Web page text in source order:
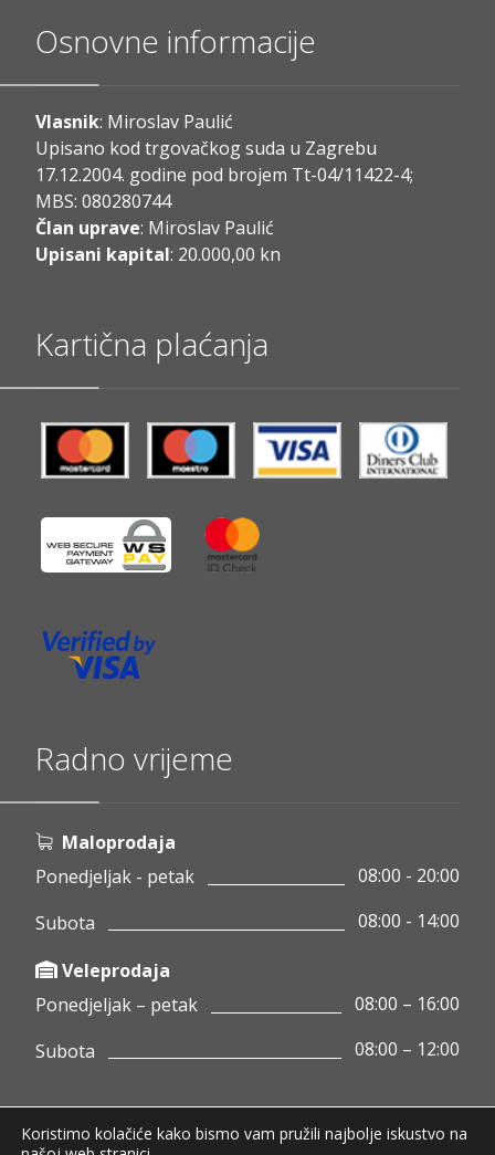
Osnovne informacije
Vlasnik: Miroslav Paulić
Upisano kod trgovačkog suda u Zagrebu
17.12.2004. godine pod brojem Tt-04/11422-4;
MBS: 080280744
Član uprave: Miroslav Paulić
Upisani kapital: 20.000,00 kn
Kartična plaćanja
Radno vrijeme
Maloprodaja
Ponedjeljak - petak
08:00 - 20:00
Subota
08:00 - 14:00
Veleprodaja
Ponedjeljak – petak
08:00 – 16:00
Subota
08:00 – 12:00
Koristimo kolačiće kako bismo vam pružili najbolje iskustvo na